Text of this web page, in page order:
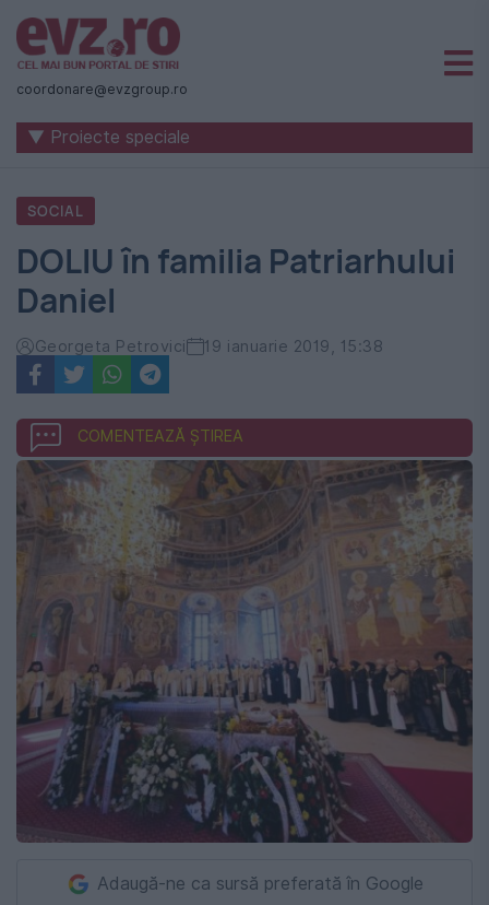
Știri
naționale
internaționale
România
-
Evenimentul
Zilei
coordonare@evzgroup.ro
▼ Proiecte speciale
SOCIAL
DOLIU în familia Patriarhului
Daniel
Georgeta Petrovici 19 ianuarie 2019, 15:38
COMENTEAZĂ ȘTIREA
Adaugă-ne ca sursă preferată în Google